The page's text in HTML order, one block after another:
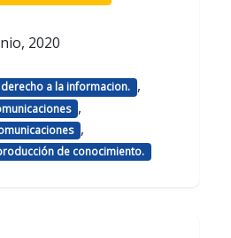
2020
derecho a la informacion. ,
,
,
de conocimiento.